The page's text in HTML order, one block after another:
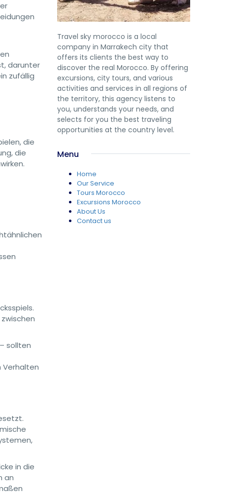
darunter
zufällig
die
die
sollten
Verhalten
in die
an
Travel sky morocco is a local
company in Marrakech city that
offers its clients the best way to
discover the real Morocco. By offering
excursions, city tours, and various
activities and services in all regions of
the territory, this agency listens to
you, understands your needs, and
selects for you the best traveling
opportunities at the country level.
Menu
Home
Our Service
Tours Morocco
Excursions Morocco
About Us
Contact us